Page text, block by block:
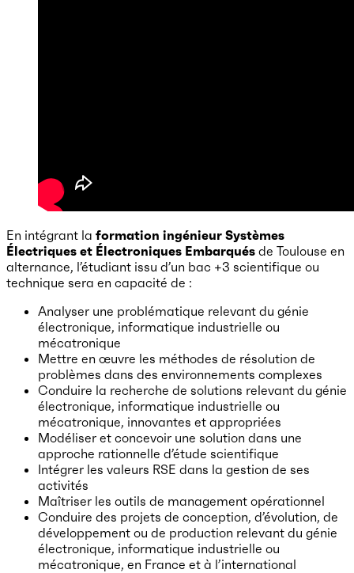
En intégrant la formation ingénieur Systèmes
Électriques et Électroniques Embarqués de Toulouse en
alternance, l’étudiant issu d’un bac +3 scientifique ou
technique sera en capacité de :
Analyser une problématique relevant du génie
électronique, informatique industrielle ou
mécatronique
Mettre en œuvre les méthodes de résolution de
problèmes dans des environnements complexes
Conduire la recherche de solutions relevant du génie
électronique, informatique industrielle ou
mécatronique, innovantes et appropriées
Modéliser et concevoir une solution dans une
approche rationnelle d’étude scientifique
Intégrer les valeurs RSE dans la gestion de ses
activités
Maîtriser les outils de management opérationnel
Conduire des projets de conception, d’évolution, de
développement ou de production relevant du génie
électronique, informatique industrielle ou
mécatronique, en France et à l’international